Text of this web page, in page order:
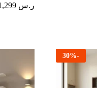
تم التقييم
ر.س 1,299
-
30%